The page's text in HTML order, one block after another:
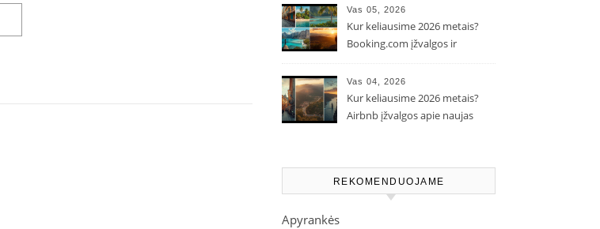
Vas 05, 2026
Kur keliausime 2026 metais?
Booking.com įžvalgos ir
Vas 04, 2026
Kur keliausime 2026 metais?
Airbnb įžvalgos apie naujas
REKOMENDUOJAME
Apyrankės